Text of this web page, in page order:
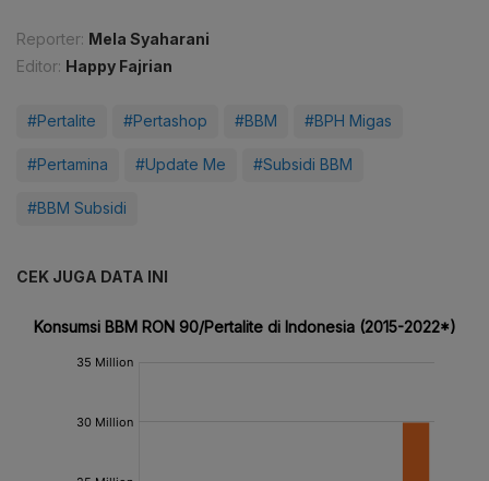
Reporter: Mela Syaharani
Editor: Happy Fajrian
#Pertalite #Pertashop #BBM #BPH Migas
#Pertamina #Update Me #Subsidi BBM
#BBM Subsidi
CEK JUGA DATA INI